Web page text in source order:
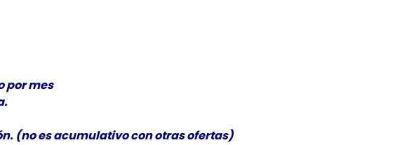
por mes
(no es acumulativo con otras ofertas)